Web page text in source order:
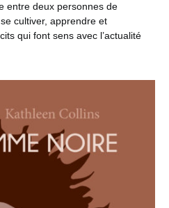
entre deux personnes de
cultiver, apprendre et
qui font sens avec l’actualité